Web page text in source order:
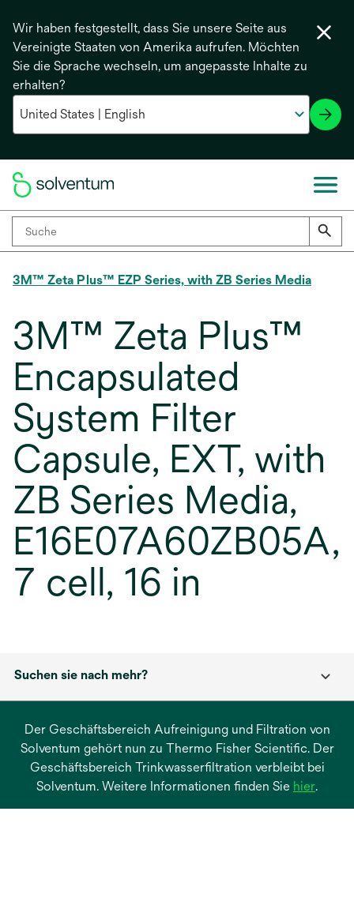
Wir haben festgestellt, dass Sie unsere Seite aus
Vereinigte Staaten von Amerika aufrufen. Möchten
Sie die Sprache wechseln, um angepasste Inhalte zu
erhalten?
3M™ Zeta Plus™ EZP Series, with ZB Series Media
3M™ Zeta Plus™
Encapsulated
System Filter
Capsule, EXT, with
ZB Series Media,
E16E07A60ZB05A,
7 cell, 16 in
Suchen sie nach mehr?
Der Geschäftsbereich Aufreinigung und Filtration von
Solventum gehört nun zu Thermo Fisher Scientific. Der
Geschäftsbereich Trinkwasserfiltration verbleibt bei
Solventum. Weitere Informationen finden Sie hierwird
.